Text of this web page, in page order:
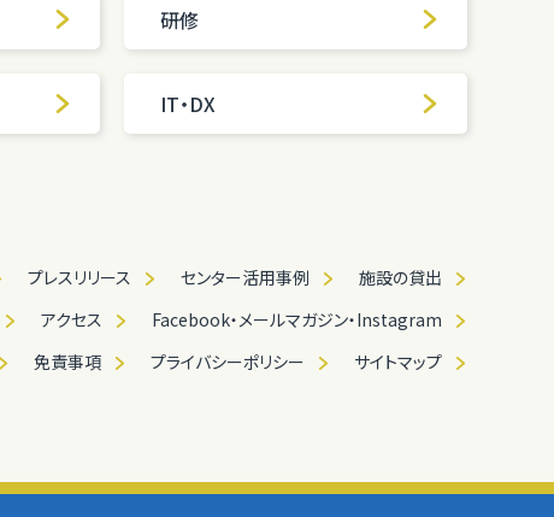
研修
IT・DX
プレスリリース センター活用事例
施設の貸出
アクセス
Facebook・メールマガジン・Instagram
免責事項 プライバシーポリシー サイトマップ